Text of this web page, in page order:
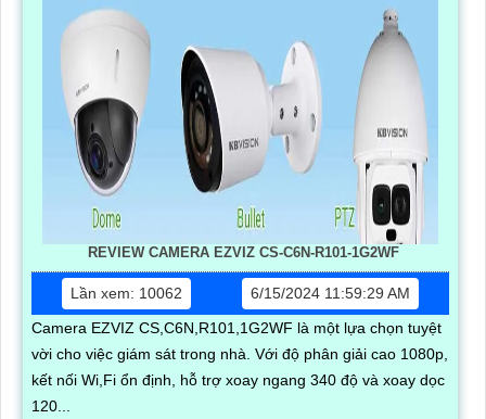
REVIEW CAMERA EZVIZ CS-C6N-R101-1G2WF
Lần xem: 10062
6/15/2024 11:59:29 AM
Camera EZVIZ CS,C6N,R101,1G2WF là một lựa chọn tuyệt
vời cho việc giám sát trong nhà. Với độ phân giải cao 1080p,
kết nối Wi,Fi ổn định, hỗ trợ xoay ngang 340 độ và xoay dọc
120...